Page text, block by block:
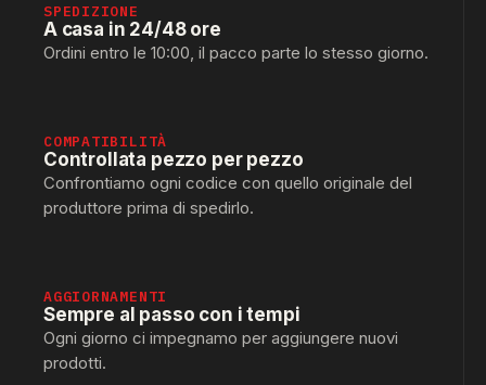
SPEDIZIONE
A casa in 24/48 ore
Ordini entro le 10:00, il pacco parte lo stesso giorno.
COMPATIBILITÀ
Controllata pezzo per pezzo
Confrontiamo ogni codice con quello originale del
produttore prima di spedirlo.
AGGIORNAMENTI
Sempre al passo con i tempi
Ogni giorno ci impegnamo per aggiungere nuovi
prodotti.